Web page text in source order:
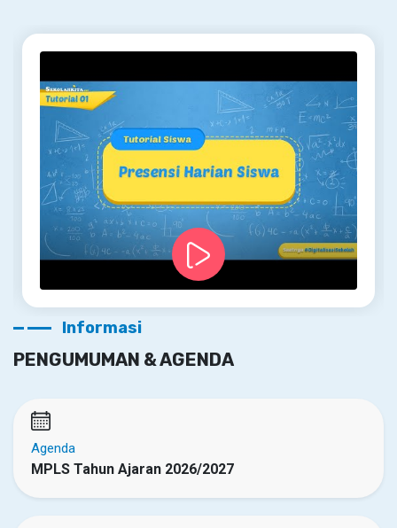
Informasi
PENGUMUMAN & AGENDA
Agenda
MPLS Tahun Ajaran 2026/2027